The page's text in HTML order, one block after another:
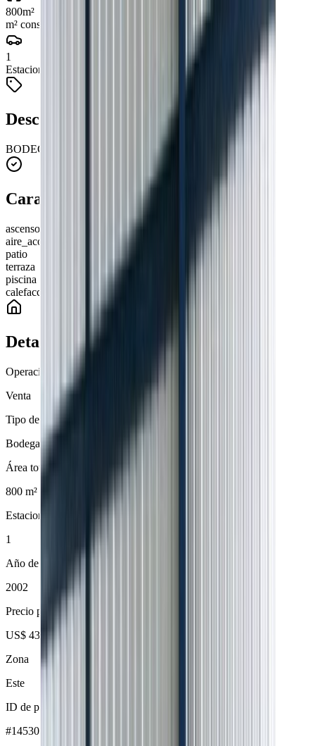
800m²
m² construidos
1
Estacionamientos
Descripción
BODEGA EN VENTA AL ESTE DE MACHALA DEPA1
Características y amenidades
ascensor
aire_acondicionado
patio
terraza
piscina
calefaccion
Detalles de la propiedad
Operación
Venta
Tipo de inmueble
Bodega
Área total
800 m²
Estacionamientos
1
Año de construcción
2002
Precio por m²
US$ 438
Zona
Este
ID de propiedad
#1453047